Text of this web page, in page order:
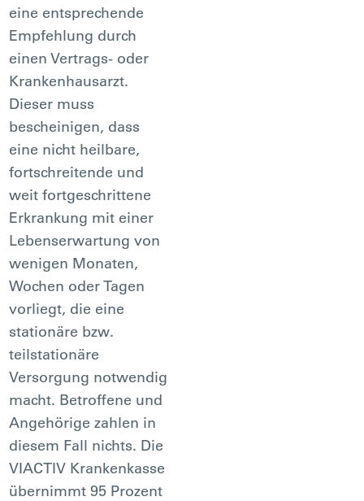
eine entsprechende
Empfehlung durch
einen Vertrags- oder
Krankenhausarzt.
Dieser muss
bescheinigen, dass
eine nicht heilbare,
fortschreitende und
weit fortgeschrittene
Erkrankung mit einer
Lebenserwartung von
wenigen Monaten,
Wochen oder Tagen
vorliegt, die eine
stationäre bzw.
teilstationäre
Versorgung notwendig
macht. Betroffene und
Angehörige zahlen in
diesem Fall nichts. Die
VIACTIV Krankenkasse
übernimmt 95 Prozent